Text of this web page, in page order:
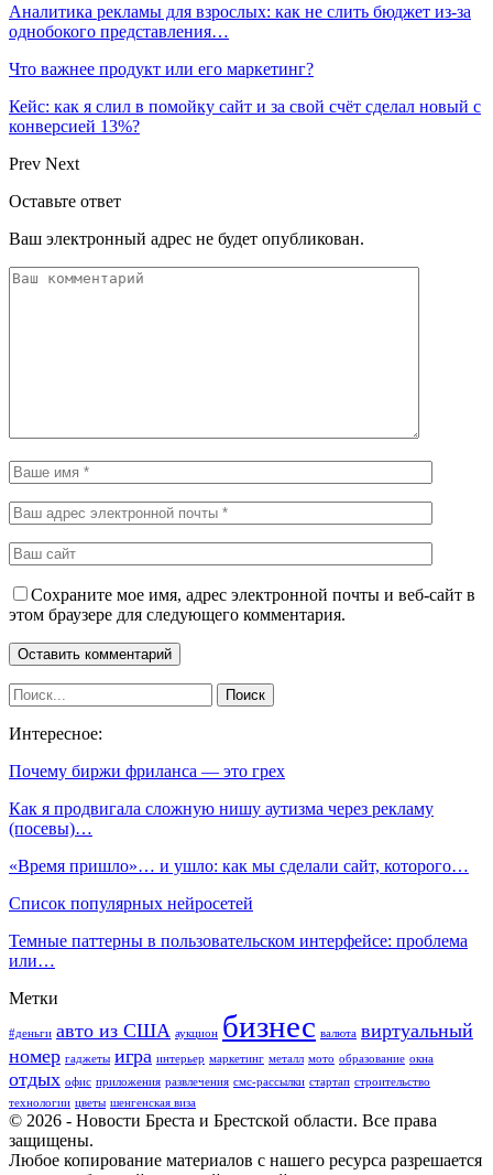
Аналитика рекламы для взрослых: как не слить бюджет из-за
однобокого представления…
Что важнее продукт или его маркетинг?
Кейс: как я слил в помойку сайт и за свой счёт сделал новый с
конверсией 13%?
Prev Next
Оставьте ответ
Ваш электронный адрес не будет опубликован.
Сохраните мое имя, адрес электронной почты и веб-сайт в
этом браузере для следующего комментария.
Интересное:
Почему биржи фриланса — это грех
Как я продвигала сложную нишу аутизма через рекламу
(посевы)…
«‎Время пришло»… и ушло: как мы сделали сайт, которого…
Список популярных нейросетей
Темные паттерны в пользовательском интерфейсе: проблема
или…
Метки
#деньги авто из США аукцион бизнес валюта виртуальный
номер гаджеты игра интерьер маркетинг металл мото образование окна
отдых офис приложения развлечения смс-рассылки стартап строительство
технологии цветы шенгенская виза
© 2026 - Новости Бреста и Брестской области. Все права
защищены.
Любое копирование материалов с нашего ресурса разрешается